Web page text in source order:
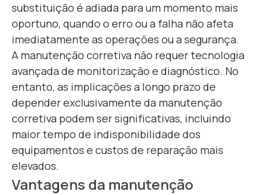
substituição é adiada para um momento mais
oportuno, quando o erro ou a falha não afeta
imediatamente as operações ou a segurança.
A manutenção corretiva não requer tecnologia
avançada de monitorização e diagnóstico. No
entanto, as implicações a longo prazo de
depender exclusivamente da manutenção
corretiva podem ser significativas, incluindo
maior tempo de indisponibilidade dos
equipamentos e custos de reparação mais
elevados.
Vantagens da manutenção